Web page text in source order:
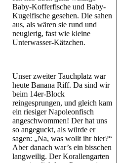
Baby-Kofferfische und Baby-
Kugelfische gesehen. Die sahen
aus, als wären sie rund und
neugierig, fast wie kleine
Unterwasser-Kätzchen.
Unser zweiter Tauchplatz war
heute Banana Riff. Da sind wir
beim 14er-Block
reingesprungen, und gleich kam
ein riesiger Napoleonfisch
angeschwommen! Der hat uns
so angeguckt, als würde er
sagen: „Na, was wollt ihr hier?“
Aber danach war’s ein bisschen
langweilig. Der Korallengarten